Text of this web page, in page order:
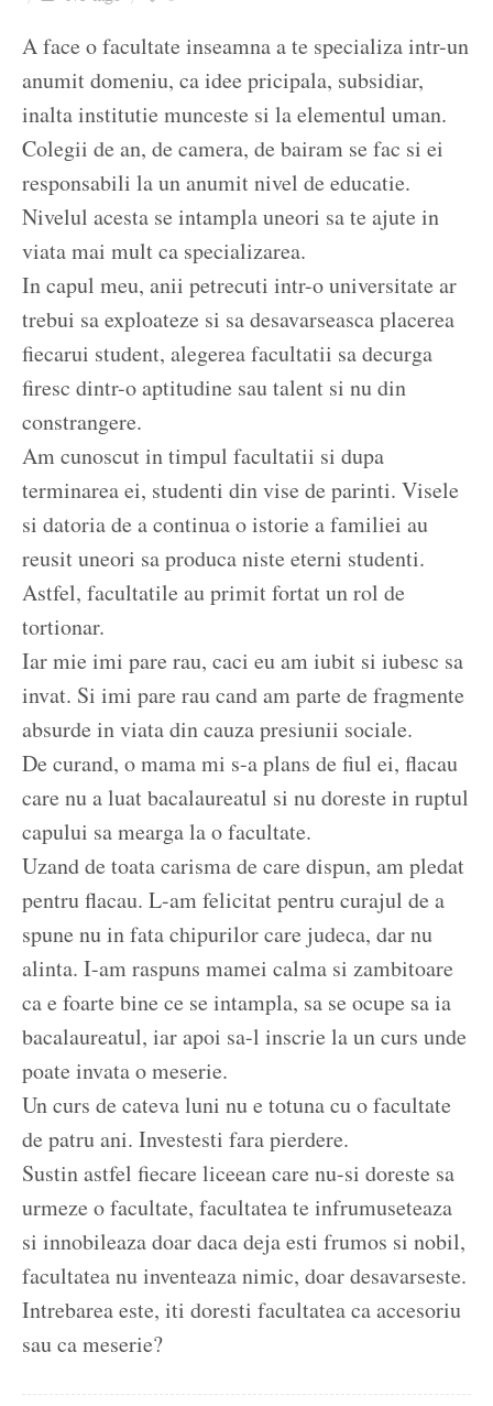
A face o facultate inseamna a te specializa intr-un
anumit domeniu, ca idee pricipala, subsidiar,
inalta institutie munceste si la elementul uman.
Colegii de an, de camera, de bairam se fac si ei
responsabili la un anumit nivel de educatie.
Nivelul acesta se intampla uneori sa te ajute in
viata mai mult ca specializarea.
In capul meu, anii petrecuti intr-o universitate ar
trebui sa exploateze si sa desavarseasca placerea
fiecarui student, alegerea facultatii sa decurga
firesc dintr-o aptitudine sau talent si nu din
constrangere.
Am cunoscut in timpul facultatii si dupa
terminarea ei, studenti din vise de parinti. Visele
si datoria de a continua o istorie a familiei au
reusit uneori sa produca niste eterni studenti.
Astfel, facultatile au primit fortat un rol de
tortionar.
Iar mie imi pare rau, caci eu am iubit si iubesc sa
invat. Si imi pare rau cand am parte de fragmente
absurde in viata din cauza presiunii sociale.
De curand, o mama mi s-a plans de fiul ei, flacau
care nu a luat bacalaureatul si nu doreste in ruptul
capului sa mearga la o facultate.
Uzand de toata carisma de care dispun, am pledat
pentru flacau. L-am felicitat pentru curajul de a
spune nu in fata chipurilor care judeca, dar nu
alinta. I-am raspuns mamei calma si zambitoare
ca e foarte bine ce se intampla, sa se ocupe sa ia
bacalaureatul, iar apoi sa-l inscrie la un curs unde
poate invata o meserie.
Un curs de cateva luni nu e totuna cu o facultate
de patru ani. Investesti fara pierdere.
Sustin astfel fiecare liceean care nu-si doreste sa
urmeze o facultate, facultatea te infrumuseteaza
si innobileaza doar daca deja esti frumos si nobil,
facultatea nu inventeaza nimic, doar desavarseste.
Intrebarea este, iti doresti facultatea ca accesoriu
sau ca meserie?